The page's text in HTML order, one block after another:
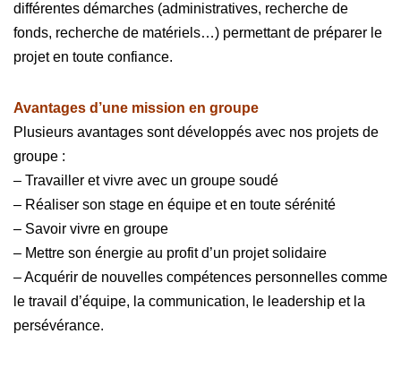
différentes démarches (administratives, recherche de
fonds, recherche de matériels…) permettant de préparer le
projet en toute confiance.
Avantages d’une mission en groupe
Plusieurs avantages sont développés avec nos projets de
groupe :
– Travailler et vivre avec un groupe soudé
– Réaliser son stage en équipe et en toute sérénité
– Savoir vivre en groupe
– Mettre son énergie au profit d’un projet solidaire
– Acquérir de nouvelles compétences personnelles comme
le travail d’équipe, la communication, le leadership et la
persévérance.